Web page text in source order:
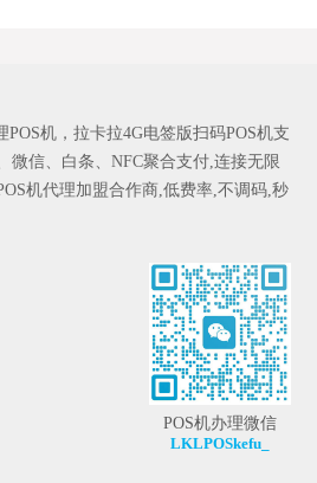
POS机，拉卡拉4G电签版扫码POS机支
微信、白条、NFC聚合支付,连接无限
机代理加盟合作商,低费率,不调码,秒
POS机办理微信
LKLPOSkefu_